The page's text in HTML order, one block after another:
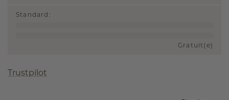
Standard :
Gratuit(e)
Trustpilot